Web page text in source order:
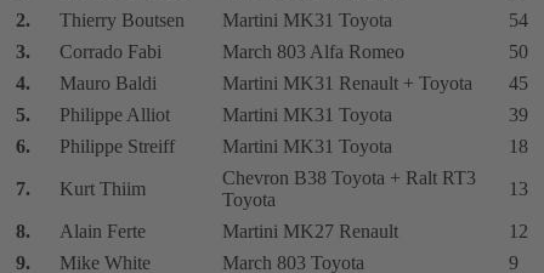
2.
Thierry Boutsen Martini MK31 Toyota
54
3.
Corrado Fabi March 803 Alfa Romeo
50
4.
Mauro Baldi Martini MK31 Renault + Toyota
45
5.
Philippe Alliot Martini MK31 Toyota
39
6.
Philippe Streiff Martini MK31 Toyota 18
7. Kurt Thiim
Chevron B38 Toyota + Ralt RT3
Toyota
13
8. Alain Ferte Martini MK27 Renault
12
9.
Mike White March 803 Toyota
9